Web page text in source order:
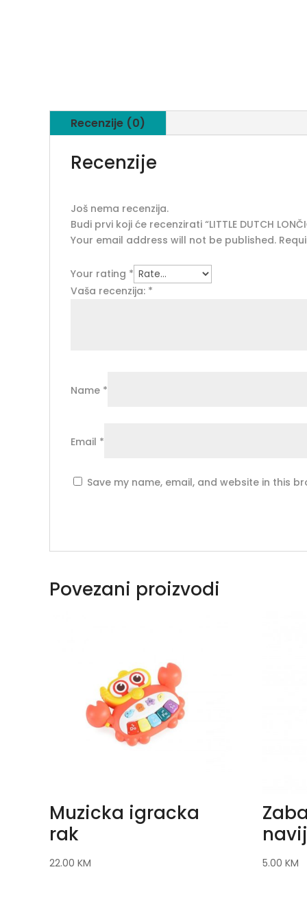
Recenzije (0)
Recenzije
Još nema recenzija.
Budi prvi koji će recenzirati “LITTLE DUTCH
Your email address will not be published.
Your rating *
Vaša recenzija: *
Name *
Email *
Save my name, email, and website in this
Povezani proizvodi
Muzicka igracka
rak
22.00 KM 5.00KM